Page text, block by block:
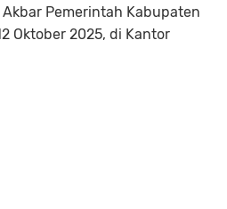
Pemerintah Kabupaten
Oktober 2025, di Kantor